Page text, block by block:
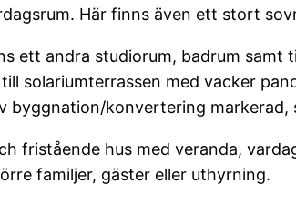
Här finns även ett stort
ett andra studiorum, badrum
solariumterrassen med vacker
byggnation/konvertering
fristående hus med veranda,
familjer, gäster eller uthyrning.